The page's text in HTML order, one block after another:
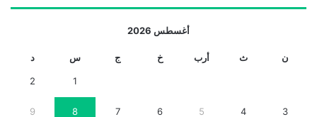
أغسطس 2026
ن ث أرب خ ج س د
1
2
3
4
5
6
7
8
9